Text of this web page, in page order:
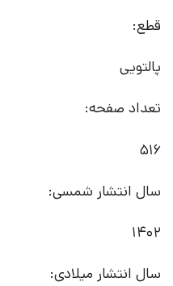
قطع:
پالتویی
تعداد صفحه:
516
سال انتشار شمسی:
1402
سال انتشار میلادی: